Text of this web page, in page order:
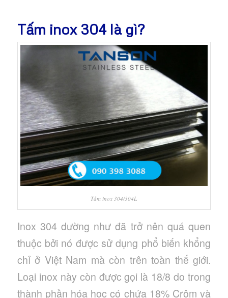
Tấm inox 304 là gì?
Tấm inox 304/304L
Inox 304 dường như đã trở nên quá quen
thuộc bởi nó được sử dụng phổ biến khổng
chỉ ở Việt Nam mà còn trên toàn thế giới.
Loại inox này còn được gọi là 18/8 do trong
thành phần hóa học có chứa 18% Crôm và